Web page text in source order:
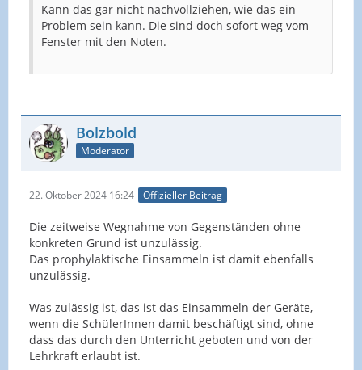
Kann das gar nicht nachvollziehen, wie das ein
Problem sein kann. Die sind doch sofort weg vom
Fenster mit den Noten.
Bolzbold
Moderator
22. Oktober 2024 16:24 Offizieller Beitrag
Die zeitweise Wegnahme von Gegenständen ohne
konkreten Grund ist unzulässig.
Das prophylaktische Einsammeln ist damit ebenfalls
unzulässig.
Was zulässig ist, das ist das Einsammeln der Geräte,
wenn die SchülerInnen damit beschäftigt sind, ohne
dass das durch den Unterricht geboten und von der
Lehrkraft erlaubt ist.